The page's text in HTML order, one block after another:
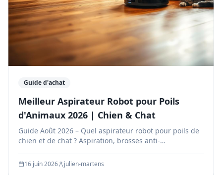
Guide d'achat
Meilleur Aspirateur Robot pour Poils
d'Animaux 2026 | Chien & Chat
Guide Août 2026 – Quel aspirateur robot pour poils de
chien et de chat ? Aspiration, brosses anti-
en Belgique.
16 juin 2026 julien-martens